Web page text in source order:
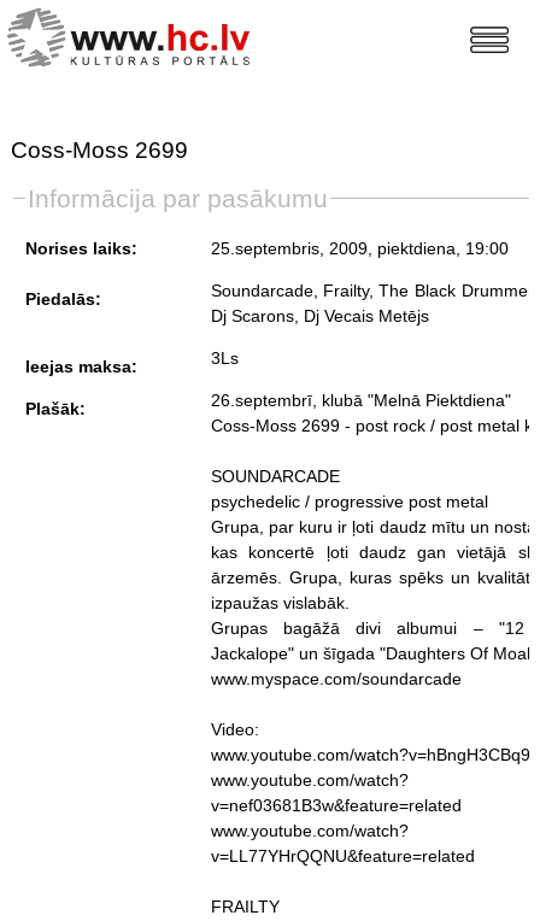
Coss-Moss 2699
Informācija par pasākumu
Norises laiks: 25.septembris, 2009, piektdiena , 19:00
Piedalās:
Soundarcade, Frailty, The Black Drummer Is A Slave,
Dj Scarons, Dj Vecais Metējs
Ieejas maksa: 3Ls
Plašāk:
26.septembrī, klubā "Melnā Piektdiena"
Coss-Moss 2699 - post rock / post metal
SOUNDARCADE
psychedelic / progressive post metal
Grupa, par kuru ir ļoti daudz mītu un
kas koncertē ļoti daudz gan vietājā
ārzemēs. Grupa, kuras spēks un
izpaužas vislabāk.
Grupas bagāžā divi albumui – "12
Jackalope" un šīgada "Daughters Of
www.myspace.com/soundarcade
Video:
www.youtube.com/
www.youtube.com/watch?
v=nef03681B3w&feature=related
www.youtube.com/watch?
v=LL77YHrQQNU&feature=related
FRAILTY